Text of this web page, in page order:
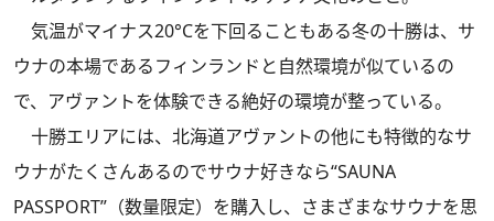
気温がマイナス20°Cを下回ることもある冬の十勝は、サ
ウナの本場であるフィンランドと自然環境が似ているの
で、アヴァントを体験できる絶好の環境が整っている。
十勝エリアには、北海道アヴァントの他にも特徴的なサ
ウナがたくさんあるのでサウナ好きなら“SAUNA
PASSPORT”（数量限定）を購入し、さまざまなサウナを思